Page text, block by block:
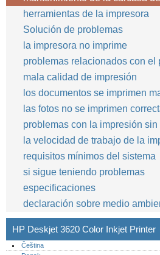
herramientas de la impresora
Solución de problemas
la impresora no imprime
problemas relacionados con el
mala calidad de impresión
los documentos se imprimen
las fotos no se imprimen
problemas con la impresión sin
la velocidad de trabajo de la
requisitos mínimos del sistema
si sigue teniendo problemas
especificaciones
declaración sobre medio
HP Deskjet 3620 Color Inkjet Printer
Čeština